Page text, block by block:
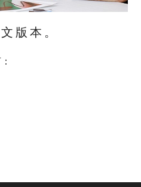
版本。